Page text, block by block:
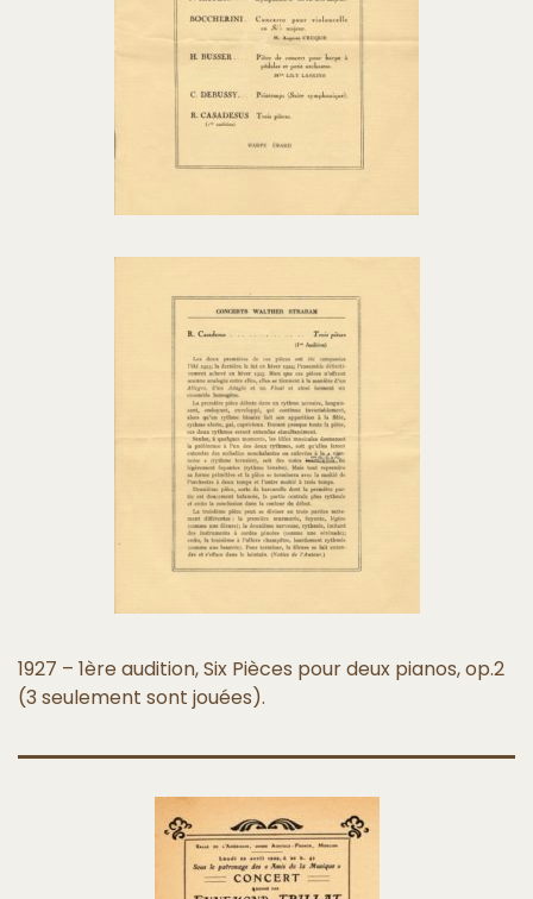
1927 – 1ère audition, Six Pièces pour deux pianos, op.2
(3 seulement sont jouées).